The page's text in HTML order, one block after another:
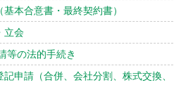
本合意書・最終契約書）
立会
等の法的手続き
申請（合併、会社分割、株式交換、